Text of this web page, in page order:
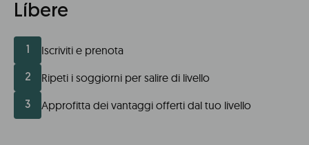
Líbere
Iscriviti e prenota
2 Ripeti i soggiorni per salire di livello
3 Approfitta dei vantaggi offerti dal tuo livello